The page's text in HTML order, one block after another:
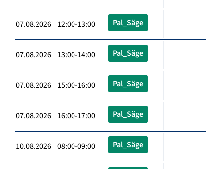
07.08.2026 12:00-13:00 Pal_Säge
07.08.2026 13:00-14:00 Pal_Säge
07.08.2026 15:00-16:00 Pal_Säge
07.08.2026 16:00-17:00 Pal_Säge
10.08.2026 08:00-09:00 Pal_Säge